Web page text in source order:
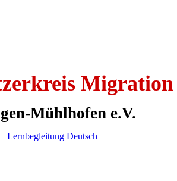
Migration
Mühlhofen e.V.
Lernbegleitung Deutsch